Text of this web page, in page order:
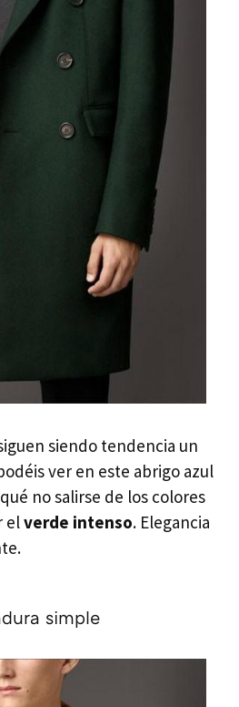
siendo tendencia un
ver en este abrigo azul
no salirse de los colores
elverde intenso. Elegancia
simple